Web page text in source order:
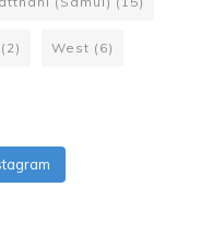
(2) West (6)